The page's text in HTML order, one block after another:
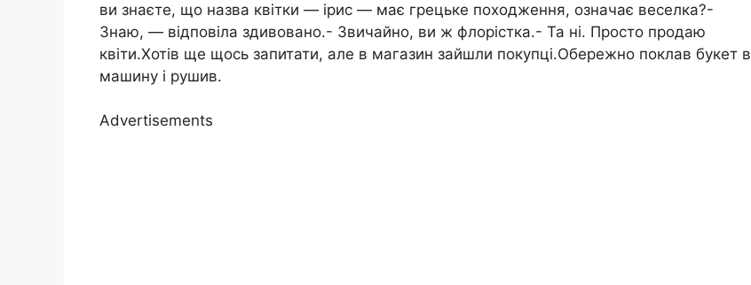
ви знаєте, що назва квітки — ірис — має грецьке походження, означає веселка?-
Знаю, — відповіла здивовано.- Звичайно, ви ж флорістка.- Та ні. Просто продаю
квіти.Хотів ще щось запитати, але в магазин зайшли покупці.Обережно поклав букет в
машину і рушив.
Advertisements